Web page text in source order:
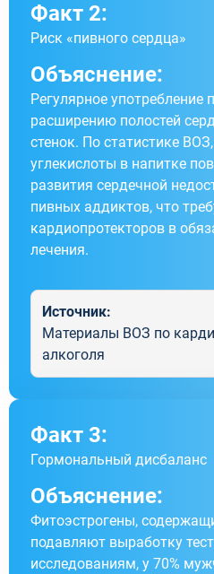
Факт 2:
Риск «пивного сердца»
Объяснение:
Регулярное употребление
расширению полостей
стенок. По статистике
углекислоты в напитке
развития сердечной
пивных аддиктов, что
кардиопротекторов в
лечения.
Источник:
Материалы ВОЗ по
алкоголя
Факт 3:
Гормональный дисбаланс
Объяснение:
Фитоэстрогены,
подавляют выработку
исследованиям, у 70%